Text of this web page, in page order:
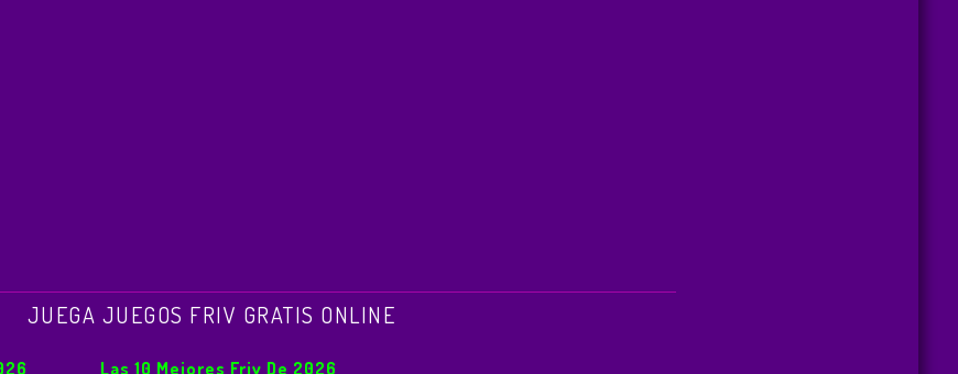
JUEGA JUEGOS FRIV GRATIS ONLINE
Las 10 Mejores Friv De 2026